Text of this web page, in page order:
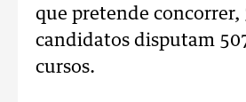
que pretende concorrer,
candidatos disputam
cursos.